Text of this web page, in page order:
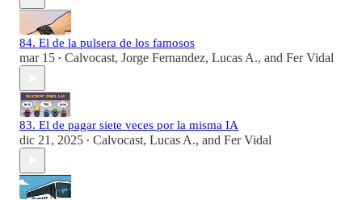
84. El de la pulsera de los famosos
mar 15 • Calvocast, Jorge Fernandez, Lucas A., and Fer Vidal
83. El de pagar siete veces por la misma IA
dic 21, 2025 • Calvocast, Lucas A., and Fer Vidal